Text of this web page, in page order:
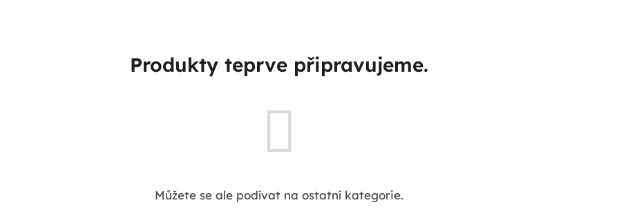
Produkty teprve připravujeme.
Můžete se ale podívat na ostatní kategorie.